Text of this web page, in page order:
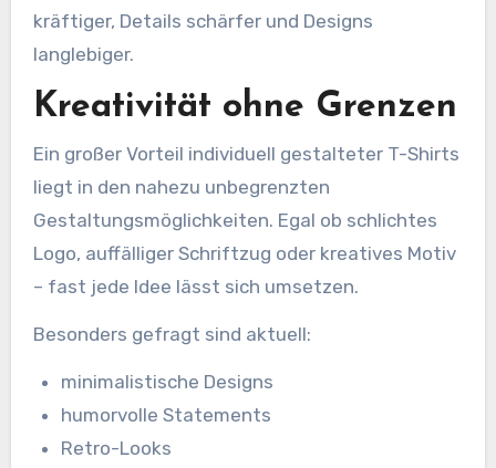
kräftiger, Details schärfer und Designs
langlebiger.
Kreativität ohne Grenzen
Ein großer Vorteil individuell gestalteter T-Shirts
liegt in den nahezu unbegrenzten
Gestaltungsmöglichkeiten. Egal ob schlichtes
Logo, auffälliger Schriftzug oder kreatives Motiv
– fast jede Idee lässt sich umsetzen.
Besonders gefragt sind aktuell:
minimalistische Designs
humorvolle Statements
Retro-Looks